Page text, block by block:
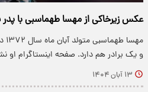
عکس زیرخاکی از مهسا طهماسبی با
و یک برادر هم دارد. صفحه اینستاگرام او
۱۳ آبان ۱۴۰۴